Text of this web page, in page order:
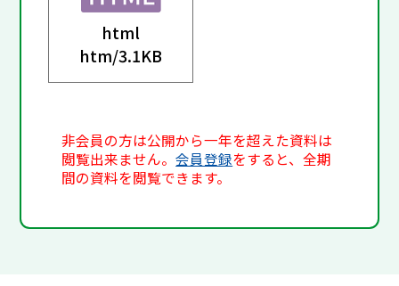
html
htm/3.1KB
非会員の方は公開から一年を超えた資料は
閲覧出来ません。会員登録をすると、全期
間の資料を閲覧できます。